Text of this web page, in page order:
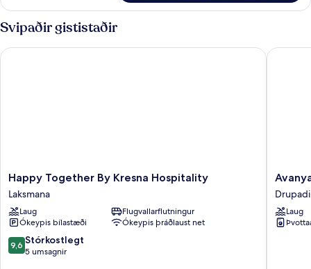
einbýlishús
-
2
svefnherbergi
Svipaðir gististaðir
Happy
Together
By
Kresna
Hospitality
Laksmana
Happy Together By Kresna Hospitality
Laksmana
Laug
Flugvallarflutningur
Ókeypis bílastæði
Ókeypis þráðlaust net
9.6
af
9,6 Stórkostlegt
5 umsagnir
Happy Together By Kresna Hospitality
Avanya
Luxury
by
Pertama
Drupadi
Laug
Avanya